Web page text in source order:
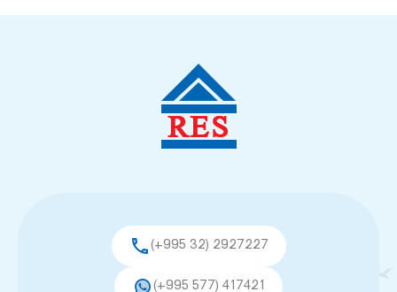
(+995 32) 2927227
(+995 577) 417421